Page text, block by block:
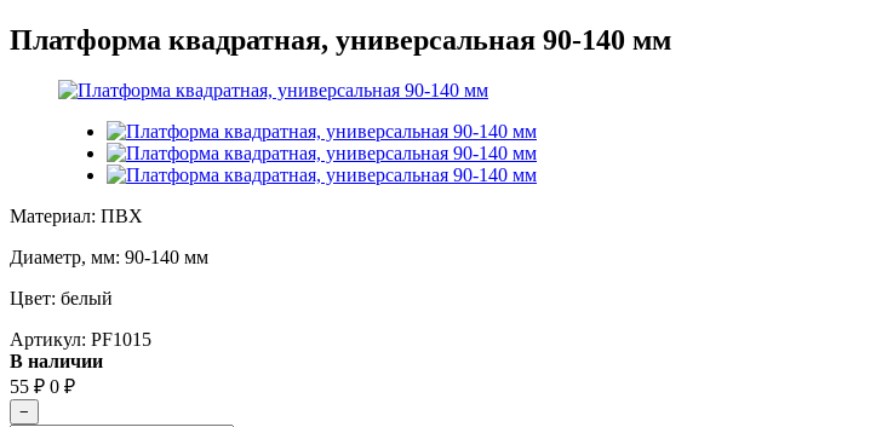
Платформа квадратная, универсальная 90-140 мм
Материал: ПВХ
Диаметр, мм: 90-140 мм
Цвет: белый
Артикул: PF1015
В наличии
55 ₽ 0 ₽